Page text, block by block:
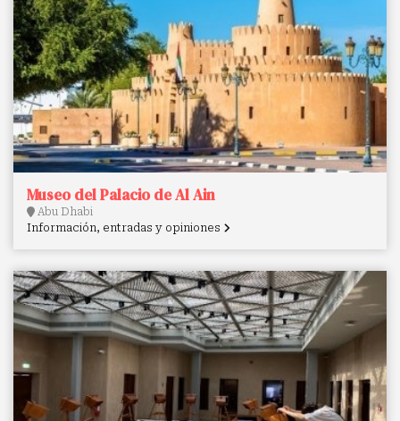
Museo del Palacio de Al Ain
Abu Dhabi
Información, entradas y opiniones